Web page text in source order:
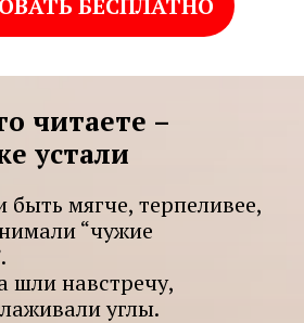
БЕСПЛАТНО
читаете –
устали
мягче, терпеливее,
“чужие
шли навстречу,
углы.